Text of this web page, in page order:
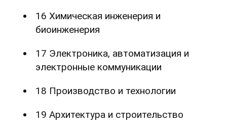
16 Химическая инженерия и
биоинженерия
17 Электроника, автоматизация и
электронные коммуникации
18 Производство и технологии
19 Архитектура и строительство